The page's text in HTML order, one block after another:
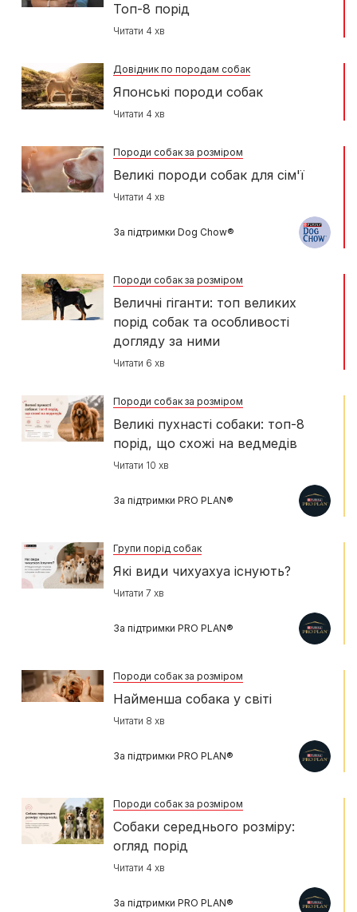
Топ-8 порід
Читати 4 хв
Довідник по породам собак
Японські породи собак
Читати 4 хв
Породи собак за розміром
Великі породи собак для сім'ї
Читати 4 хв
За підтримки Dog Chow®
Породи собак за розміром
Величні гіганти: топ великих
порід собак та особливості
догляду за ними
Читати 6 хв
Породи собак за розміром
Великі пухнасті собаки: топ-8
порід, що схожі на ведмедів
Читати 10 хв
За підтримки PRO PLAN®
Групи порід собак
Які види чихуахуа існують?
Читати 7 хв
За підтримки PRO PLAN®
Породи собак за розміром
Найменша собака у світі
Читати 8 хв
За підтримки PRO PLAN®
Породи собак за розміром
Собаки середнього розміру:
огляд порід
Читати 4 хв
За підтримки PRO PLAN®